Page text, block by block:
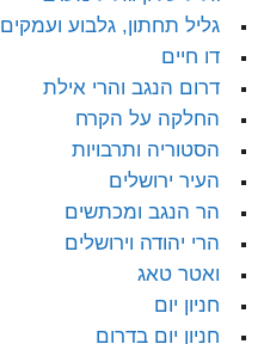
גליל תחתון, גלבוע ועמקים
דו חיים
דרום הנגב והרי אילת
החלקה על הקרח
הסטוריה ותרבויות
העיר ירושלים
הר הנגב ומכתשים
הרי יהודה וירושלים
ואטר טאג
חניון יום
חניון יום בדרום